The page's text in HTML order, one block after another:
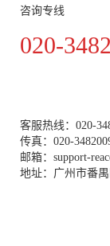
咨询专线
020-
客服热线：020-
传真：020-
邮箱：support-
地址：广州市番